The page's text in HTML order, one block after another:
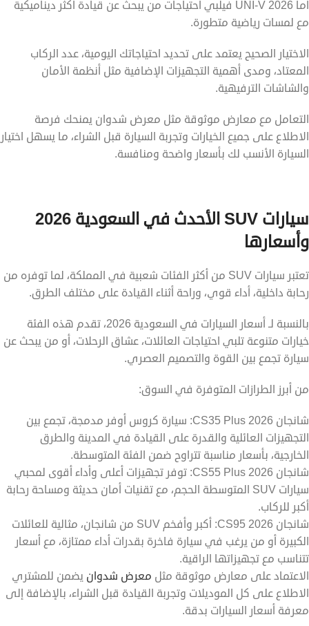
أما UNI-V 2026 فيلبي احتياجات من يبحث عن قيادة أكثر ديناميكية
مع لمسات رياضية متطورة.
الاختيار الصحيح يعتمد على تحديد احتياجاتك اليومية، عدد الركاب
المعتاد، ومدى أهمية التجهيزات الإضافية مثل أنظمة الأمان
والشاشات الترفيهية.
التعامل مع معارض موثوقة مثل معرض شدوان يمنحك فرصة
الاطلاع على جميع الخيارات وتجربة السيارة قبل الشراء، ما يسهل اختيار
السيارة الأنسب لك بأسعار واضحة ومنافسة.
سيارات SUV الأحدث في السعودية 2026
وأسعارها
تعتبر سيارات SUV من أكثر الفئات شعبية في المملكة، لما توفره من
رحابة داخلية، أداء قوي، وراحة أثناء القيادة على مختلف الطرق.
بالنسبة لـ أسعار السيارات في السعودية 2026، تقدم هذه الفئة
خيارات متنوعة تلبي احتياجات العائلات، عشاق الرحلات، أو من يبحث عن
سيارة تجمع بين القوة والتصميم العصري.
من أبرز الطرازات المتوفرة في السوق:
شانجان CS35 Plus 2026: سيارة كروس أوفر مدمجة، تجمع بين
التجهيزات العائلية والقدرة على القيادة في المدينة والطرق
الخارجية، بأسعار مناسبة تتراوح ضمن الفئة المتوسطة.
شانجان CS55 Plus 2026: توفر تجهيزات أعلى وأداء أقوى لمحبي
سيارات SUV المتوسطة الحجم، مع تقنيات أمان حديثة ومساحة رحابة
أكبر للركاب.
شانجان CS95 2026: أكبر وأفخم SUV من شانجان، مثالية للعائلات
الكبيرة أو من يرغب في سيارة فاخرة بقدرات أداء ممتازة، مع أسعار
تتناسب مع تجهيزاتها الراقية.
الاعتماد على معارض موثوقة مثل معرض شدوان يضمن للمشتري
الاطلاع على كل الموديلات وتجربة القيادة قبل الشراء، بالإضافة إلى
معرفة أسعار السيارات بدقة.